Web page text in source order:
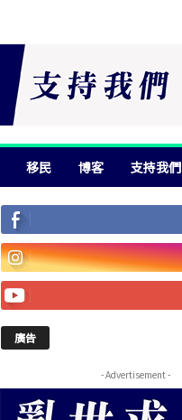
移民 博客 支持我們
廣告
- Advertisement -